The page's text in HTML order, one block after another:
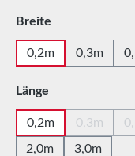
Seleccione
Breite
0,2m 0,3m
Seleccione
Länge
0,2m 0,3m
(Esta
2,0m 3,0m